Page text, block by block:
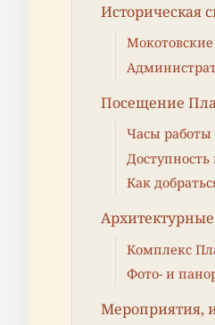
Историческая
Посещение
Часы
Доступность
Как
Комплекс
Фото- и
Мероприятия,